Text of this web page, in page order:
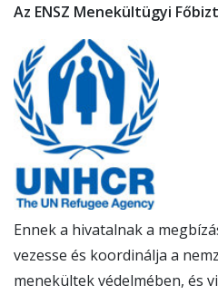
Az ENSZ Menekültügyi
Ennek a hivatalnak a
vezesse és koordinálja a
menekültek védelmében, és